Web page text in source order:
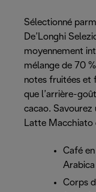
Sélectionné
De’Longhi
moyennement
mélange de 70
notes fruitées et
que l’arrière-
cacao. Savourez
Latte Macchiato
Café
Corps